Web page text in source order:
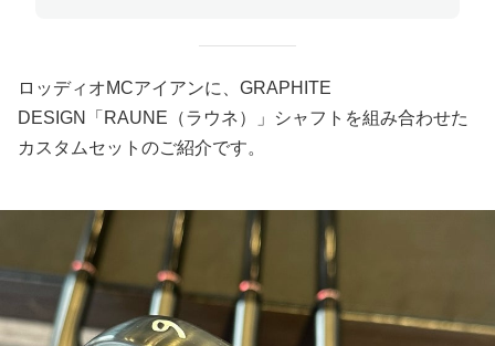
ロッディオMCアイアンに、GRAPHITE
DESIGN「RAUNE（ラウネ）」シャフトを組み合わせた
カスタムセットのご紹介です。